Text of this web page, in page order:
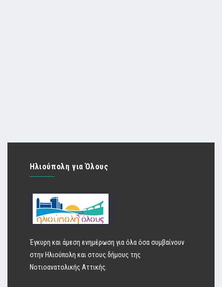
Ηλιούπολη για Όλους
Έγκυρη και άμεση ενημέρωση για όλα όσα συμβαίνουν
στην Ηλιούπολη και στους δήμους της
Νοτιοανατολικής Αττικής.